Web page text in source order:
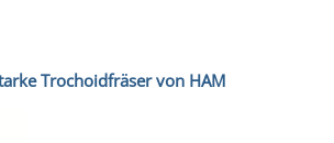
Trochoidfräser von HAM